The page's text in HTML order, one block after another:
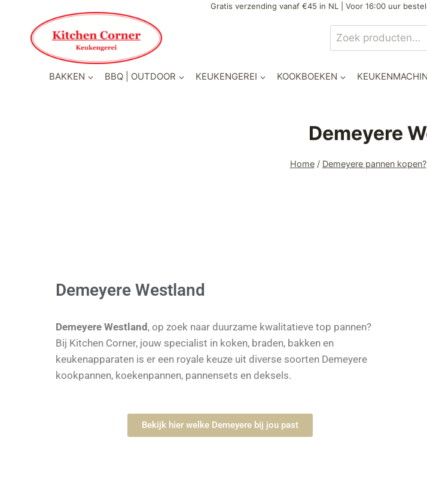
Gratis verzending vanaf €45 in NL | Voor 16:00 uur
BAKKEN BBQ | OUTDOOR KEUKENGEREI KOOKBOEKEN
Demeyere
Home / Demeyere pannen kopen?
Demeyere Westland
Demeyere Westland , op zoek naar duurzame kwalitatieve top pannen?
Bij Kitchen Corner, jouw specialist in koken, braden, bakken en
keukenapparaten is er een royale keuze uit diverse soorten Demeyere
kookpannen, koekenpannen, pannensets en deksels.
Bekijk hier welke Demeyere bij jou past